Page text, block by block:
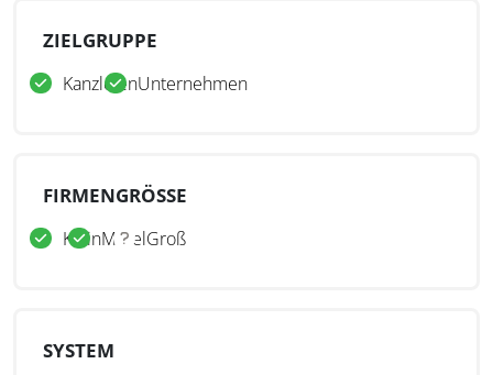
ZIELGRUPPE
KanzleienUnternehmen
FIRMENGRÖSSE
KleinMittelGroß
SYSTEM